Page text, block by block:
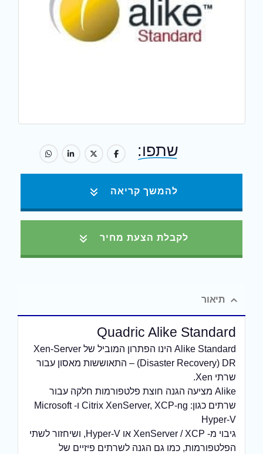
שתפו:
להמשך קריאה
לקבלת הצעת מחיר
תיאור
Quadric Alike Standard
Alike Standard הינו הפתרון המוביל של Xen-Server
(Disaster Recovery) DR – התאוששות מאסון עבור
שרתי Xen.
Alike מציעה הגנה חוצת פלטפורמות חלקה עבור
שרתים כגון: Citrix XenServer, XCP-ng ו- Microsoft
Hyper-V
גיבוי מ- XenServer / XCP או Hyper-V, ושיחזור לשתי
הפלטפורמות, כמו גם הגנה לשרתים פיזיים של